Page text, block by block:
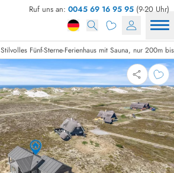
Ruf uns an: 0045 69 16 95 95 (9-20 Uhr)
Stilvolles Fünf-Sterne-Ferienhaus mit Sauna, nur 200m